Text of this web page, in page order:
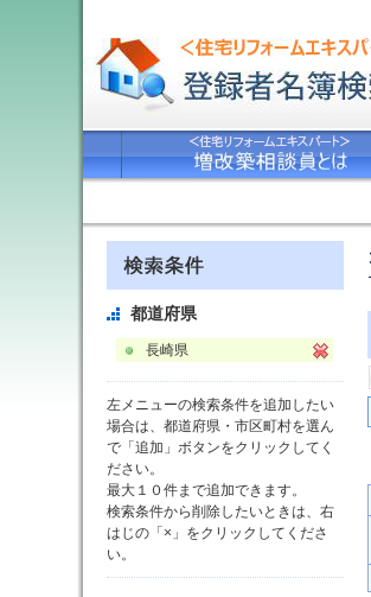
都道府県
長崎県
左メニューの検索条件を追加したい
場合は、都道府県・市区町村を選ん
で「追加」ボタンをクリックしてく
ださい。
最大１０件まで追加できます。
検索条件から削除したいときは、右
はじの「×」をクリックしてくださ
い。